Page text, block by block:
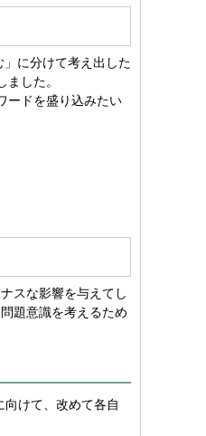
に分けて考え出した
した。
ードを盛り込みたい
スな影響を与えてし
題意識を考えるため
けて、改めて各自